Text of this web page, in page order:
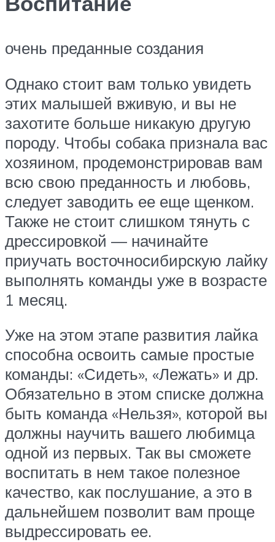
очень преданные создания
Однако стоит вам только увидеть
этих малышей вживую, и вы не
захотите больше никакую другую
породу. Чтобы собака признала вас
хозяином, продемонстрировав вам
всю свою преданность и любовь,
следует заводить ее еще щенком.
Также не стоит слишком тянуть с
дрессировкой — начинайте
приучать восточносибирскую лайку
выполнять команды уже в возрасте
1 месяц.
Уже на этом этапе развития лайка
способна освоить самые простые
команды: «Сидеть», «Лежать» и др.
Обязательно в этом списке должна
быть команда «Нельзя», которой вы
должны научить вашего любимца
одной из первых. Так вы сможете
воспитать в нем такое полезное
качество, как послушание, а это в
дальнейшем позволит вам проще
выдрессировать ее.